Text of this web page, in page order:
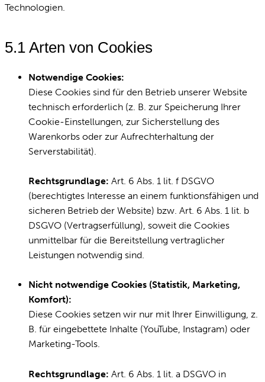
Technologien.
5.1 Arten von Cookies
Notwendige Cookies:
Diese Cookies sind für den Betrieb unserer Website
technisch erforderlich (z. B. zur Speicherung Ihrer
Cookie-Einstellungen, zur Sicherstellung des
Warenkorbs oder zur Aufrechterhaltung der
Serverstabilität).
Rechtsgrundlage: Art. 6 Abs. 1 lit. f DSGVO
(berechtigtes Interesse an einem funktionsfähigen und
sicheren Betrieb der Website) bzw. Art. 6 Abs. 1 lit. b
DSGVO (Vertragserfüllung), soweit die Cookies
unmittelbar für die Bereitstellung vertraglicher
Leistungen notwendig sind.
Nicht notwendige Cookies (Statistik, Marketing,
Komfort):
Diese Cookies setzen wir nur mit Ihrer Einwilligung, z.
B. für eingebettete Inhalte (YouTube, Instagram) oder
Marketing-Tools.
Rechtsgrundlage: Art. 6 Abs. 1 lit. a DSGVO in